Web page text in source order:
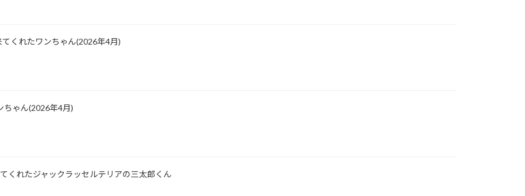
くれたワンちゃん(2026年4月)
ちゃん(2026年4月)
れたジャックラッセルテリアの三太郎くん